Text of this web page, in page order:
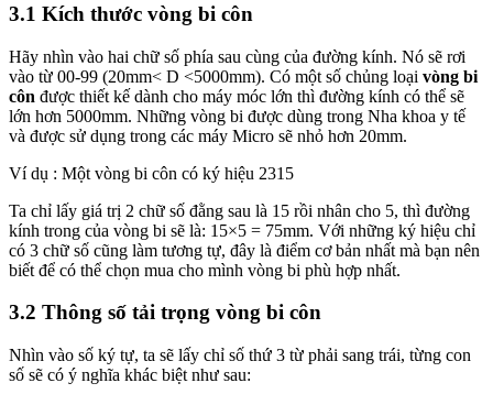
3.1 Kích thước vòng bi côn
Hãy nhìn vào hai chữ số phía sau cùng của đường kính. Nó sẽ rơi
vào từ 00-99 (20mm< D <5000mm). Có một số chủng loại vòng bi
côn được thiết kế dành cho máy móc lớn thì đường kính có thể sẽ
lớn hơn 5000mm. Những vòng bi được dùng trong Nha khoa y tế
và được sử dụng trong các máy Micro sẽ nhỏ hơn 20mm.
Ví dụ : Một vòng bi côn có ký hiệu 2315
Ta chỉ lấy giá trị 2 chữ số đằng sau là 15 rồi nhân cho 5, thì đường
kính trong của vòng bi sẽ là: 15×5 = 75mm. Với những ký hiệu chỉ
có 3 chữ số cũng làm tương tự, đây là điểm cơ bản nhất mà bạn nên
biết để có thể chọn mua cho mình vòng bi phù hợp nhất.
3.2 Thông số tải trọng vòng bi côn
Nhìn vào số ký tự, ta sẽ lấy chỉ số thứ 3 từ phải sang trái, từng con
số sẽ có ý nghĩa khác biệt như sau: